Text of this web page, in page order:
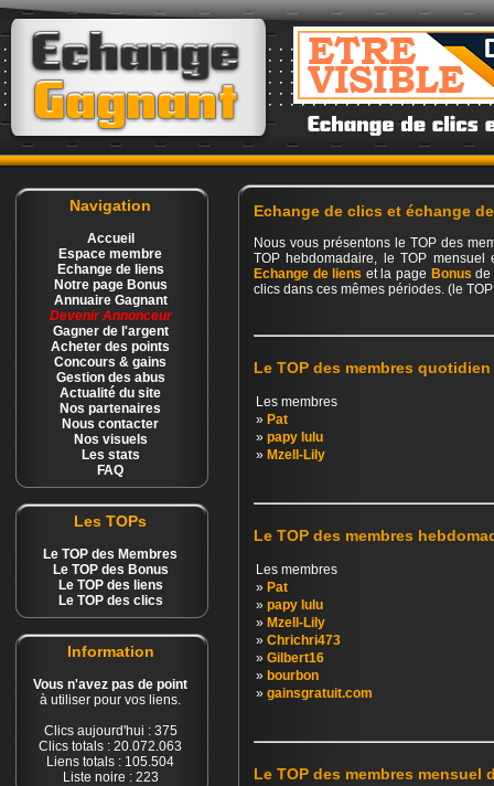
Navigation
Accueil
Espace membre
Echange de liens
Notre page Bonus
Annuaire Gagnant
Devenir Annonceur
Gagner de l'argent
Acheter des points
Concours & gains
Gestion des abus
Actualité du site
Nos partenaires
Nous contacter
Nos visuels
Les stats
FAQ
Les TOPs
Le TOP des Membres
Le TOP des Bonus
Le TOP des liens
Le TOP des clics
Information
Vous n'avez pas de point
à utiliser pour vos liens.
Clics aujourd'hui : 375
Clics totals : 20.072.063
Liens totals : 105.504
Liste noire : 223
Echange de clics et échange
Nous vous présentons le TOP des
TOP hebdomadaire, le TOP
Echange de liens et la page Bonus de
clics dans ces mêmes périodes. (le
Le TOP des membres
Les membres
» Pat
» papy lulu
» Mzell-Lily
Le TOP des membres
Les membres
» Pat
» papy lulu
» Mzell-Lily
» Chrichri473
» Gilbert16
» bourbon
» gainsgratuit.com
Le TOP des membres mensuel